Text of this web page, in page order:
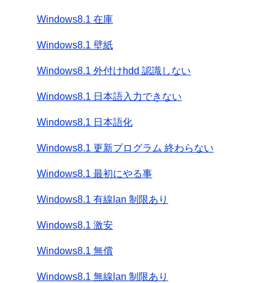
Windows8.1 在庫
Windows8.1 壁紙
Windows8.1 外付けhdd 認識しない
Windows8.1 日本語入力できない
Windows8.1 日本語化
Windows8.1 更新プログラム 終わらない
Windows8.1 最初にやる事
Windows8.1 有線lan 制限あり
Windows8.1 激安
Windows8.1 無償
Windows8.1 無線lan 制限あり